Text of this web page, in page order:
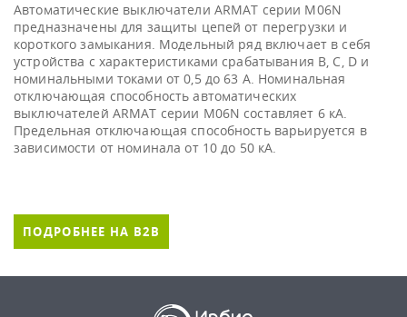
Автоматические выключатели ARMAT серии M06N
предназначены для защиты цепей от перегрузки и
короткого замыкания. Модельный ряд включает в себя
устройства с характеристиками срабатывания B, C, D и
номинальными токами от 0,5 до 63 А. Номинальная
отключающая способность автоматических
выключателей ARMAT серии M06N составляет 6 кА.
Предельная отключающая способность варьируется в
зависимости от номинала от 10 до 50 кА.
ПОДРОБНЕЕ НА B2B